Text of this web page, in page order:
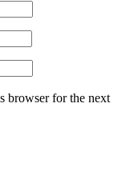
browser for the next